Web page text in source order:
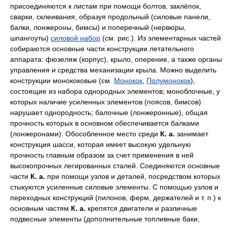
присоединяются к листам при помощи болтов, заклёпок,
сварки, склеивания, образуя продольный (силовые панели,
балки, лонжероны, бимсы) и поперечный (нервюры,
шпангоуты) силовой набор (см. рис.). Из элементарных частей
собираются основные части конструкции летательного
аппарата: фюзеляж (корпус), крыло, оперение, а также органы
управления и средства механизации крыла. Можно выделить
конструкции монококовые (см. Монокок Полумонокок),
состоящие из набора однородных элементов; моноблочные, у
которых наличие усиленных элементов (поясов, бимсов)
нарушает однородность; балочные (лонжеронные), общая
прочность которых в основном обеспечивается балками
(лонжеронами). Обособленное место среди К. а. занимает
конструкция шасси, которая имеет высокую удельную
прочность главным образом за счет применения в ней
высокопрочных легированных сталей. Соединяются основные
части К. а. при помощи узлов и деталей, посредством которых
стыкуются усиленные силовые элементы. С помощью узлов и
переходных конструкций (пилонов, ферм, держателей и т. п.) к
основным частям К. а. крепятся двигатели и различные
подвесные элементы (дополнительные топливные баки,